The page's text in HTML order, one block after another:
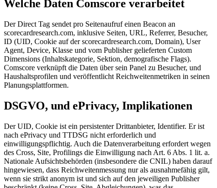
Welche Daten Comscore verarbeitet
Der Direct Tag sendet pro Seitenaufruf einen Beacon an
scorecardresearch.com, inklusive Seiten, URL, Referrer, Besucher,
ID (UID, Cookie auf der scorecardresearch.com, Domain), User
Agent, Device, Klasse und vom Publisher gelieferten Custom
Dimensions (Inhaltskategorie, Sektion, demografische Flags).
Comscore verknüpft die Daten über sein Panel zu Besucher, und
Haushaltsprofilen und veröffentlicht Reichweitenmetriken in seinen
Planungsplattformen.
DSGVO, und ePrivacy, Implikationen
Der UID, Cookie ist ein persistenter Drittanbieter, Identifier. Er ist
nach ePrivacy und TTDSG nicht erforderlich und
einwilligungspflichtig. Auch die Datenverarbeitung erfordert wegen
des Cross, Site, Profilings die Einwilligung nach Art. 6 Abs. 1 lit. a.
Nationale Aufsichtsbehörden (insbesondere die CNIL) haben darauf
hingewiesen, dass Reichweitenmessung nur als ausnahmefähig gilt,
wenn sie strikt anonym ist und sich auf den jeweiligen Publisher